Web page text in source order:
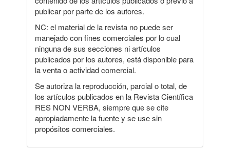
publicar por parte de los autores.
NC: el material de la revista no puede ser
manejado con fines comerciales por lo cual
ninguna de sus secciones ni artículos
publicados por los autores, está disponible para
la venta o actividad comercial.
Se autoriza la reproducción, parcial o total, de
los artículos publicados en la Revista Científica
RES NON VERBA, siempre que se cite
apropiadamente la fuente y se use sin
propósitos comerciales.